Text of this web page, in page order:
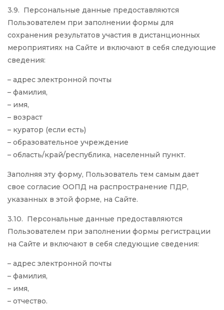
3.9. Персональные данные предоставляются
Пользователем при заполнении формы для
сохранения результатов участия в дистанционных
мероприятиях на Сайте и включают в себя следующие
сведения:
– адрес электронной почты
– фамилия,
– имя,
– возраст
– куратор (если есть)
– образовательное учреждение
– область/край/республика, населенный пункт.
Заполняя эту форму, Пользователь тем самым дает
свое согласие ООПД на распространение ПДР,
указанных в этой форме, на Сайте.
3.10. Персональные данные предоставляются
Пользователем при заполнении формы регистрации
на Сайте и включают в себя следующие сведения:
– адрес электронной почты
– фамилия,
– имя,
– отчество.